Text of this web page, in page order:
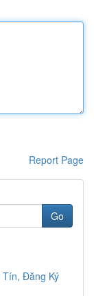
Report Page
Go
Đăng Ký